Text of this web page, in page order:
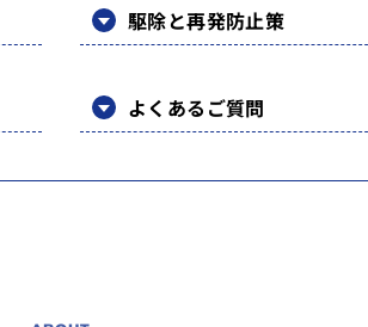
駆除と再発防止策
よくあるご質問